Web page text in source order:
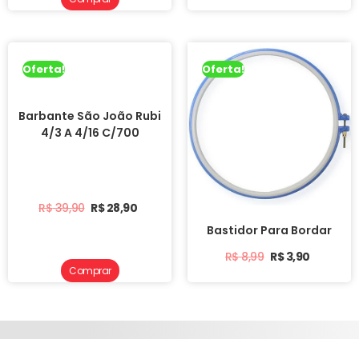
Oferta!
Barbante São João Rubi
4/3 A 4/16 C/700
R$39,90 R$28,90
Oferta!
Bastidor Para Bordar
R$8,99 R$3,90
Comprar